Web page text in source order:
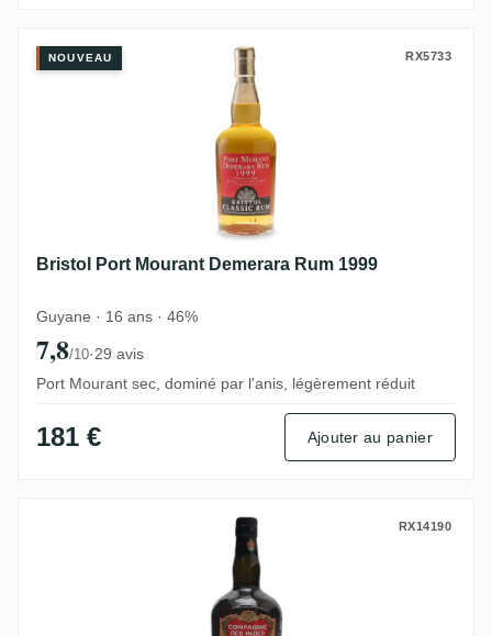
Bristol Port Mourant Demerara Rum 1999
NOUVEAU RX5733
Bristol Port Mourant Demerara Rum 1999
Guyane · 16 ans · 46%
7,8/10·29 avis
Port Mourant sec, dominé par l'anis, légèrement réduit
181 € Ajouter au panier
CDI Port Mourant Guyana 2013 RX14190